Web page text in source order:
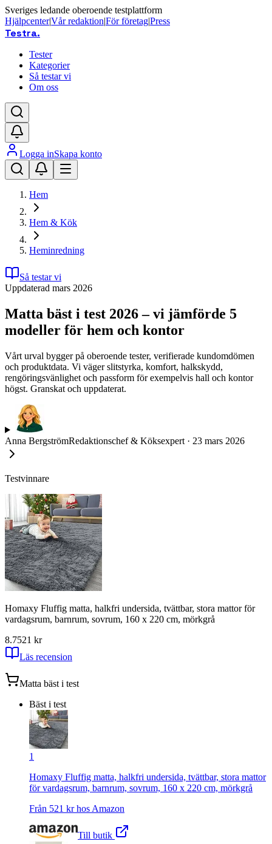
Sveriges ledande oberoende testplattform
Hjälpcenter|Vår redaktion|För företag|Press
Testra.
Tester
Kategorier
Så testar vi
Om oss
Logga inSkapa konto
Hem
Hem & Kök
Heminredning
Så testar vi
Uppdaterad mars 2026
Matta bäst i test 2026 – vi jämförde 5
modeller för hem och kontor
Vårt urval bygger på oberoende tester, verifierade kundomdömen
och produktdata. Vi väger slitstyrka, komfort, halkskydd,
rengöringsvänlighet och passform för exempelvis hall och kontor
högst. Granskat och uppdaterat.
Anna BergströmRedaktionschef & Köksexpert · 23 mars 2026
Testvinnare
Homaxy Fluffig matta, halkfri undersida, tvättbar, stora mattor för
vardagsrum, barnrum, sovrum, 160 x 220 cm, mörkgrå
8.7521 kr
Läs recension
Matta bäst i test
Bäst i test
1
Homaxy Fluffig matta, halkfri undersida, tvättbar, stora mattor
för vardagsrum, barnrum, sovrum, 160 x 220 cm, mörkgrå
Från 521 kr hos Amazon
Till butik